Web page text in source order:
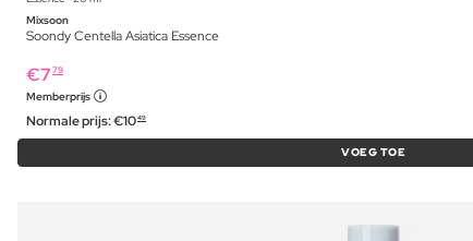
Mixsoon
Soondy Centella Asiatica Essence
€7 79
Memberprijs
Normale prijs:€1049
VOEG TOE